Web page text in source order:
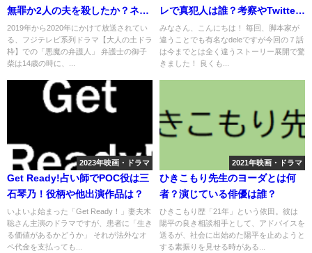
無罪か2人の夫を殺したか？ネタ
バレ予想は？
2019年から2020年にかけて放送されてい
る、フジテレビ系列ドラマ【大人の土ドラ
枠】での「悪魔の弁護人」 弁護士の御子
柴は14歳の時に、...
レで真犯人は誰？考察やTwitter
の感想は？
みなさん、こんにちは！ 毎回、脚本家が
違うことでも有名なdeleですが今回の７話
は今までとは全く違うストーリー展開で驚
きました！ 良くも...
2023年映画・ドラマ
Get Ready!占い師でPOC役は三
石琴乃！役柄や他出演作品は？
いよいよ始まった「Get Ready！」妻夫木
聡さん主演のドラマですが、患者に「生き
る価値があるかどうか」 それが法外なオ
ペ代金を支払っても...
2021年映画・ドラマ
ひきこもり先生のヨーダとは何
者？演じている俳優は誰？
ひきこもり歴「21年」という依田。彼は
陽平の良き相談相手として、アドバイスを
送るが、社会に出始めた陽平を止めようと
する素振りを見せる時がある...